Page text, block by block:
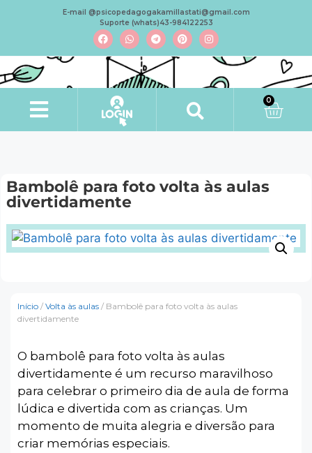
E-mail @psicopedagogakamillastati@gmail.com
Suporte (whats)43-984122253
0
Bambolê para foto volta às aulas
divertidamente
Início / Volta às aulas / Bambolê para foto volta às aulas
divertidamente
O bambolê para foto volta às aulas
divertidamente é um recurso maravilhoso
para celebrar o primeiro dia de aula de forma
lúdica e divertida com as crianças. Um
momento de muita alegria e diversão para
criar memórias especiais.